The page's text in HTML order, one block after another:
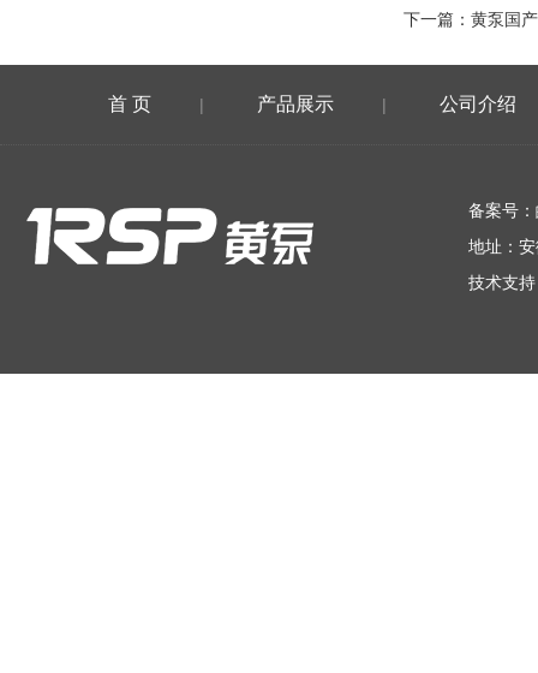
下一篇： 黄泵国
首 页 | 产品展示 | 公司介绍
备案号：
地址：
技术支